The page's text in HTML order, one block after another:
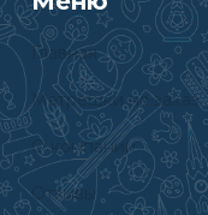
Главная
Матрешки на заказ
О компании
Отзывы